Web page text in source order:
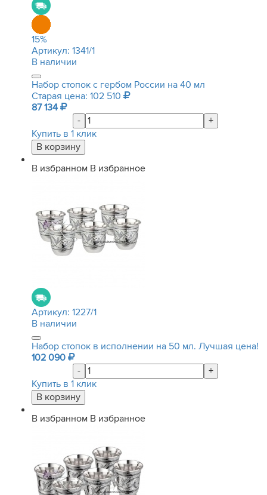
15%
Артикул: 1341/1
В наличии
Набор стопок с гербом России на 40 мл
Старая цена: 102 510
87 134
-
+
Купить в 1 клик
В избранном В избранное
Артикул: 1227/1
В наличии
Набор стопок в исполнении на 50 мл. Лучшая цена!
102 090
-
+
Купить в 1 клик
В избранном В избранное